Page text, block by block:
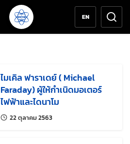
EN
ไมเคิล ฟาราเดย์ ( Michael
Faraday) ผู้ให้กำเนิดมอเตอร์
ไฟฟ้าและไดนาโม
22 ตุลาคม 2563แก้ไขล่าสุดเมื่อ: